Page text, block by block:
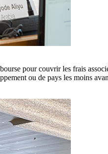
pour couvrir les frais
ou de pays les moins